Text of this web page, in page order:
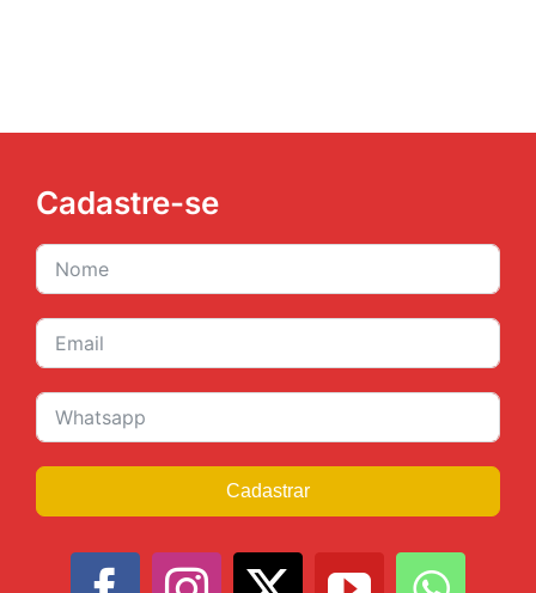
Cadastre-se
Cadastrar